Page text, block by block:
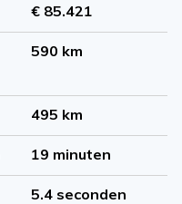
€ 85.421
590 km
495 km
19 minuten
5.4 seconden